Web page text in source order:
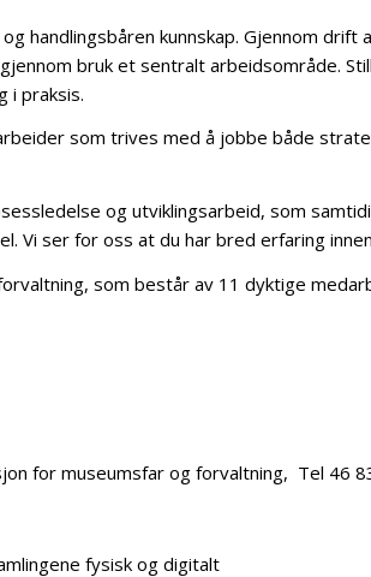
handlingsbåren kunnskap. Gjennom
bruk et sentralt arbeidsområde.
i praksis.
som trives med å jobbe både
og utviklingsarbeid, som
Vi ser for oss at du har bred erfaring
som består av 11 dyktige
for museumsfar og forvaltning, Tel
fysisk og digitalt